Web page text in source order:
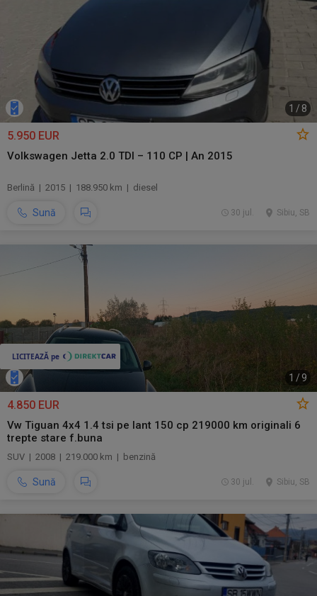
1 / 8
5.950 EUR
Volkswagen Jetta 2.0 TDI – 110 CP | An 2015
Berlină | 2015 | 188.950 km | diesel
Sună Sibiu, SB
30 jul.
1 /9
4.850 EUR
Vw Tiguan 4x4 1.4 tsi pe lant 150 cp 219000 km originali 6
trepte stare f.buna
SUV | 2008 | 219.000 km | benzină
Sună Sibiu, SB
30 jul.